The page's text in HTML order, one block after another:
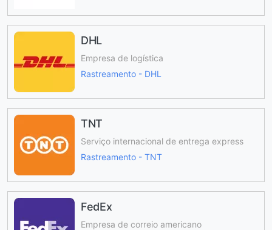
DHL
Empresa de logística
Rastreamento - DHL
TNT
Serviço internacional de entrega express
Rastreamento - TNT
FedEx
Empresa de correio americano